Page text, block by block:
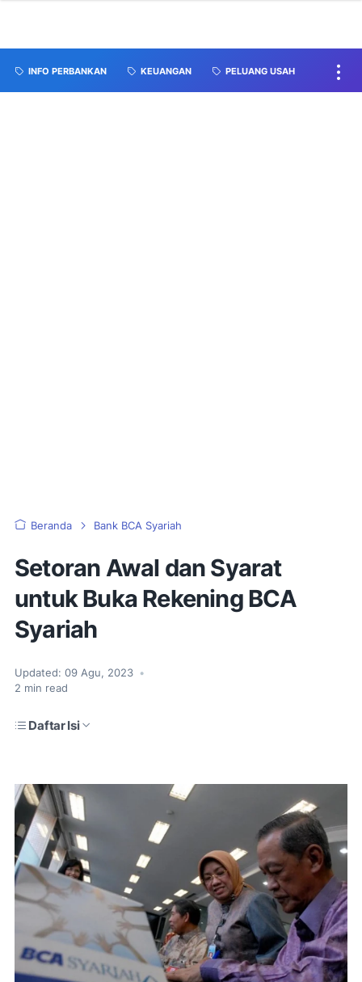
INFO PERBANKAN KEUANGAN PELUANG USAH
Beranda Bank BCA Syariah
Setoran Awal dan Syarat
untuk Buka Rekening BCA
Syariah
Updated: 09 Agu, 2023 •
2 min read
Daftar Isi